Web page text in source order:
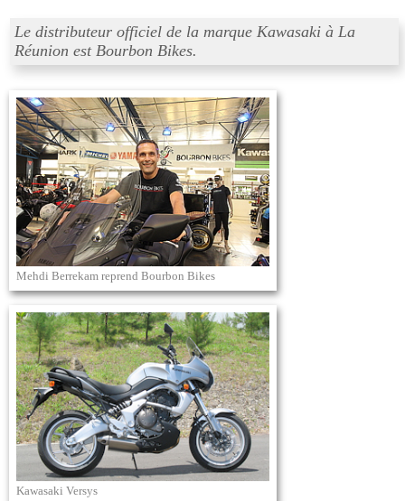
Le distributeur officiel de la marque Kawasaki à La
Réunion est Bourbon Bikes.
Mehdi Berrekam reprend Bourbon Bikes
Kawasaki Versys